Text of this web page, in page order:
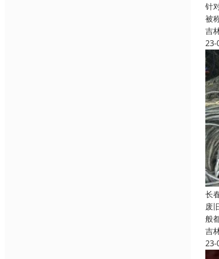
针
被
吉
23-
长
废
般
吉
23-